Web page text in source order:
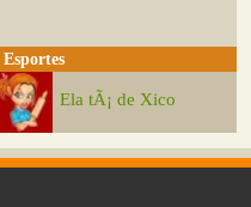
Esportes
Ela tÃ¡ de Xico